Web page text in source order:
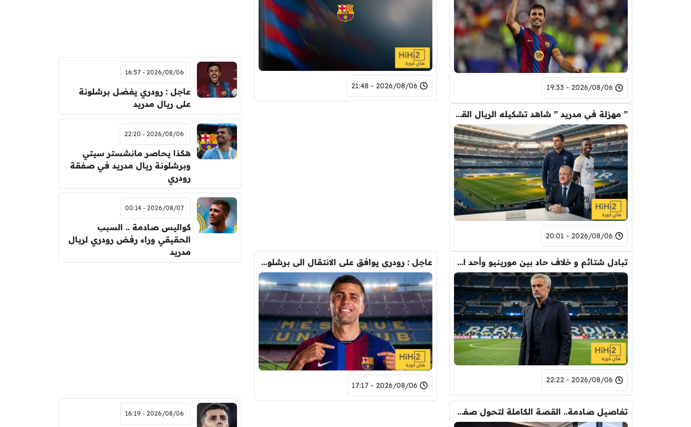
2026/08/06 - 19:33
2026/08/06 - 21:48
” مهزلة في مدريد ” شاهد تشكيله الريال القادمه لاكتساح المركز الثاني
2026/08/06 - 20:01
تبادل شتائم و خلاف حاد بين مورينيو وأحد افراد ادارة ريال مدريد بعد انهيار صفقة رودري
2026/08/06 - 22:22
عاجل : رودري يوافق على الانتقال الى برشلونة.. 3 أسباب وراء قراره
2026/08/06 - 17:17
تفاصيل صادمة.. القصة الكاملة لتحول صفقة رودري من ريال مدريد الى برشلونة
2026/08/06 - 16:57
عاجل : رودري يفضل برشلونة
على ريال مدريد
2026/08/06 - 22:20
هكذا يحاصر مانشستر سيتي
وبرشلونة ريال مدريد في صفقة
رودري
2026/08/07 - 00:14
كواليس صادمة .. السبب
الحقيقي وراء رفض رودري لريال
مدريد
2026/08/06 - 16:19